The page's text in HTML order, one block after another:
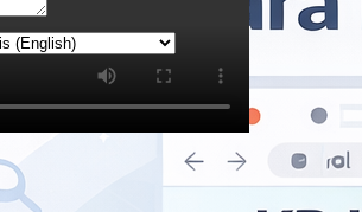
Balai Bahasa Provinsi
sitasi ini untuk merujuk hasil kata "yogi".